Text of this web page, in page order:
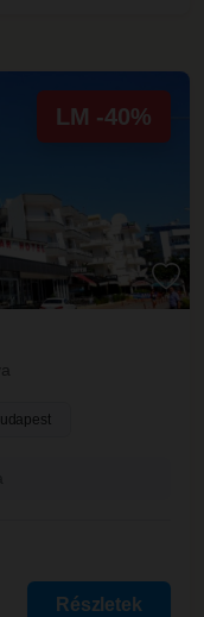
LM -40%
Részletek